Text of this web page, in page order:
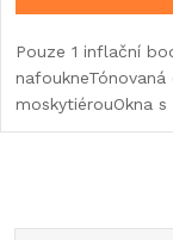
Pouze 1 inflační
nafoukneTónovaná
moskytiérouOkna